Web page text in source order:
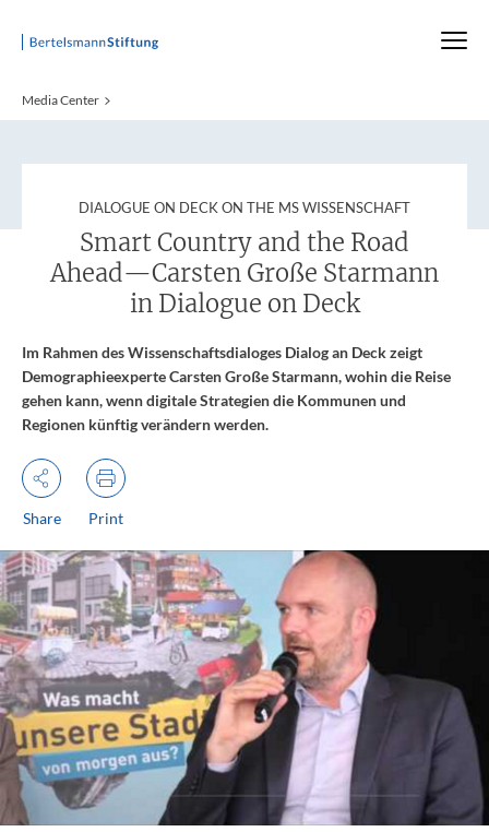
Startseite
Media Center
DIALOGUE ON DECK ON THE MS WISSENSCHAFT:
Smart Country and the Road
Ahead—Carsten Große Starmann
in Dialogue on Deck
Im Rahmen des Wissenschaftsdialoges Dialog an Deck zeigt
Demographieexperte Carsten Große Starmann, wohin die Reise
gehen kann, wenn digitale Strategien die Kommunen und
Regionen künftig verändern werden.
Share Print